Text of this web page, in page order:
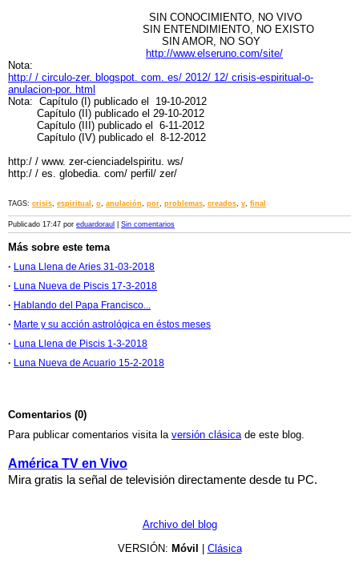
SIN CONOCIMIENTO, NO VIVO
SIN ENTENDIMIENTO, NO EXISTO
SIN AMOR, NO SOY
http://www.elseruno.com/site/
Nota:
http:/ / circulo-zer. blogspot. com. es/ 2012/ 12/ crisis-espiritual-o-
anulacion-por. html
Nota: Capítulo (I) publicado el 19-10-2012
Capítulo (II) publicado el 29-10-2012
Capítulo (III) publicado el 6-11-2012
Capítulo (IV) publicado el 8-12-2012
http:/ / www. zer-cienciadelspiritu. ws/
http:/ / es. globedia. com/ perfil/ zer/
TAGS: crisis, espiritual , o, anulación, por, problemas, creados, v, final
Publicado 17:47 por eduardoraul Sin comentarios
Más sobre este tema
· Luna Llena de Aries 31-03-2018
· Luna Nueva de Piscis 17-3-2018
· Hablando del Papa Francisco...
· Marte y su acción astrológica en éstos meses
· Luna Llena de Piscis 1-3-2018
· Luna Nueva de Acuario 15-2-2018
Comentarios (0)
Para publicar comentarios visita la versión clásicade este blog.
América TV en Vivo
Mira gratis la señal de televisión directamente desde tu PC.
Archivo del blog
VERSIÓN: Móvil Clásica